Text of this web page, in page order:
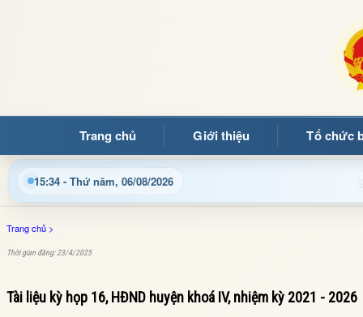
Trang chủ Giới thiệu Tổ chức
15:34 - Thứ năm, 06/08/2026
bạn đọc đến với Trang thông tin điện tử xã Mường Ảng
Trang chủ >
Thời gian đăng: 23/4/2025
Tài liệu kỳ họp 16, HĐND huyện khoá IV, nhiệm kỳ 2021 - 2026